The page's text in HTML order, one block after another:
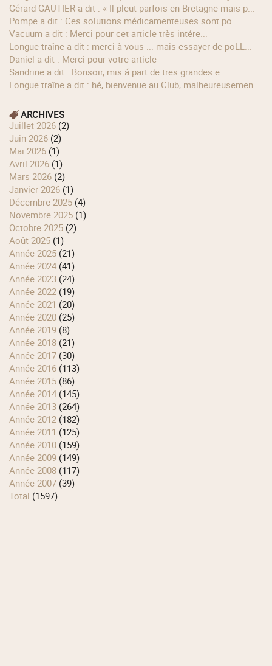
Gérard GAUTIER a dit : « Il pleut parfois en Bretagne mais p...
Pompe a dit : Ces solutions médicamenteuses sont po...
Vacuum a dit : Merci pour cet article très intére...
longue traîne a dit : merci à vous ... mais essayer de poLL...
Daniel a dit : Merci pour votre article
Sandrine a dit : Bonsoir, mis á part de tres grandes e...
longue traîne a dit : hé, bienvenue au Club, malheureusemen...
ARCHIVES
juillet 2026 (2)
juin 2026 (2)
mai 2026 (1)
avril 2026 (1)
mars 2026 (2)
janvier 2026 (1)
décembre 2025 (4)
novembre 2025 (1)
octobre 2025 (2)
août 2025 (1)
année 2025 (21)
année 2024 (41)
année 2023 (24)
année 2022 (19)
année 2021 (20)
année 2020 (25)
année 2019 (8)
année 2018 (21)
année 2017 (30)
année 2016 (113)
année 2015 (86)
année 2014 (145)
année 2013 (264)
année 2012 (182)
année 2011 (125)
année 2010 (159)
année 2009 (149)
année 2008 (117)
année 2007 (39)
total (1597)